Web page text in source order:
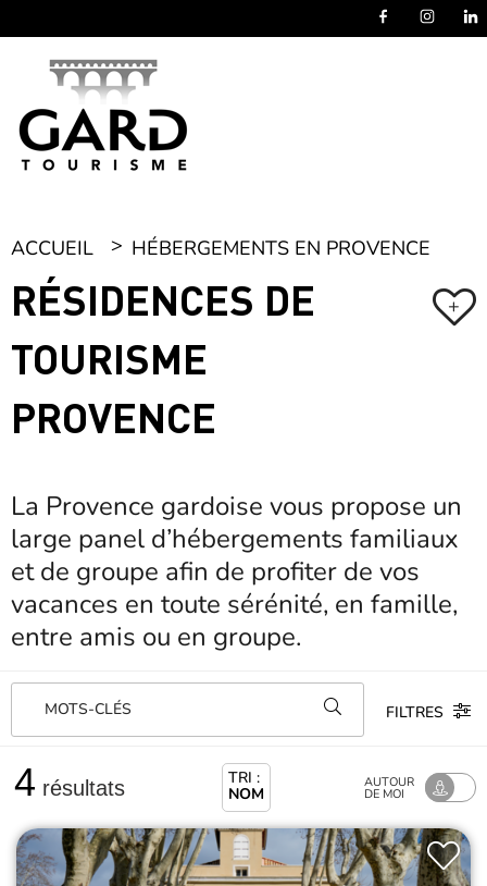
ACCUEIL HÉBERGEMENTS EN PROVENCE
RÉSIDENCES DE
TOURISME
PROVENCE
+
La Provence gardoise vous propose un
large panel d’hébergements familiaux
et de groupe afin de profiter de vos
vacances en toute sérénité, en famille,
entre amis ou en groupe.
MOTS-CLÉS FILTRES
4 résultats TRI :
NOM
AUTOUR
DE MOI